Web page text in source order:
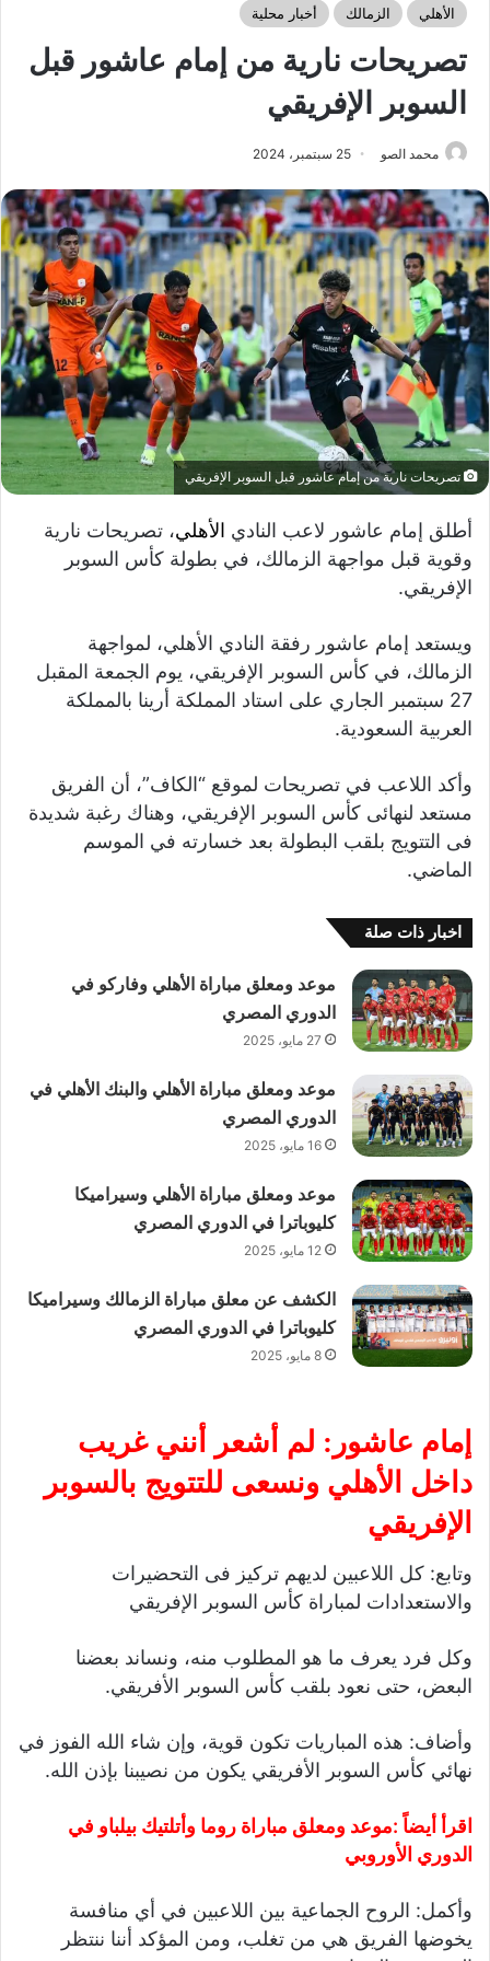
الأهلي الزمالك أخبار محلية
تصريحات نارية من إمام عاشور قبل
السوبر الإفريقي
محمد الصو 25 سبتمبر، 2024
تصريحات نارية من إمام عاشور قبل السوبر الإفريقي
أطلق إمام عاشور لاعب النادي الأهلي، تصريحات نارية
وقوية قبل مواجهة الزمالك، في بطولة كأس السوبر
الإفريقي.
ويستعد إمام عاشور رفقة النادي الأهلي، لمواجهة
الزمالك، في كأس السوبر الإفريقي، يوم الجمعة المقبل
27 سبتمبر الجاري على استاد المملكة أرينا بالمملكة
العربية السعودية.
وأكد اللاعب في تصريحات لموقع “الكاف”، أن الفريق
مستعد لنهائى كأس السوبر الإفريقي، وهناك رغبة شديدة
فى التتويج بلقب البطولة بعد خسارته في الموسم
الماضي.
اخبار ذات صلة
موعد ومعلق مباراة الأهلي وفاركو في
الدوري المصري
27 مايو، 2025
موعد ومعلق مباراة الأهلي والبنك الأهلي في
الدوري المصري
16 مايو، 2025
موعد ومعلق مباراة الأهلي وسيراميكا
كليوباترا في الدوري المصري
12 مايو، 2025
الكشف عن معلق مباراة الزمالك وسيراميكا
كليوباترا في الدوري المصري
8 مايو، 2025
إمام عاشور: لم أشعر أنني غريب
داخل الأهلي ونسعى للتتويج بالسوبر
الإفريقي
وتابع: كل اللاعبين لديهم تركيز فى التحضيرات
والاستعدادات لمباراة كأس السوبر الإفريقي
وكل فرد يعرف ما هو المطلوب منه، ونساند بعضنا
البعض، حتى نعود بلقب كأس السوبر الأفريقي.
وأضاف: هذه المباريات تكون قوية، وإن شاء الله الفوز في
نهائي كأس السوبر الأفريقي يكون من نصيبنا بإذن الله.
اقرأ أيضاً :موعد ومعلق مباراة روما وأتلتيك بيلباو في
الدوري الأوروبي
وأكمل: الروح الجماعية بين اللاعبين في أي منافسة
يخوضها الفريق هي من تغلب، ومن المؤكد أننا ننتظر